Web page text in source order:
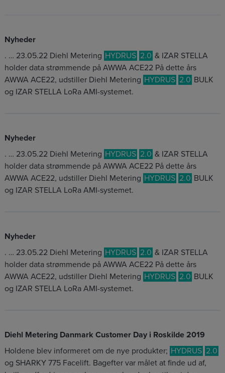
Nyheder
. … 23.05.22 Diehl Metering HYDRUS 2.0 & IZAR STELLA
holder data strømmende på AWWA ACE22 På dette års
AWWA ACE22, udstiller Diehl Metering HYDRUS 2.0 BULK
og IZAR STELLA LoRa AMI-systemet.
Nyheder
. … 23.05.22 Diehl Metering HYDRUS 2.0 & IZAR STELLA
holder data strømmende på AWWA ACE22 På dette års
AWWA ACE22, udstiller Diehl Metering HYDRUS 2.0 BULK
og IZAR STELLA LoRa AMI-systemet.
Nyheder
. … 23.05.22 Diehl Metering HYDRUS 2.0 & IZAR STELLA
holder data strømmende på AWWA ACE22 På dette års
AWWA ACE22, udstiller Diehl Metering HYDRUS 2.0 BULK
og IZAR STELLA LoRa AMI-systemet.
Diehl Metering Danmark Customer Day i Roskilde 2019
Holdene blev informeret om de nye produkter; HYDRUS 2.0
og SHARKY 775 Facelift. Bagefter var målet at finde ud af,